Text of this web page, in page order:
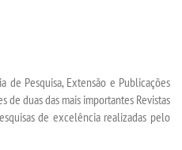
de Pesquisa, Extensão e Publicações
de duas das mais importantes Revistas
de excelência realizadas pelo